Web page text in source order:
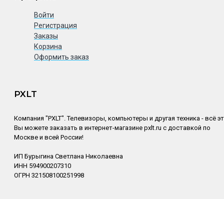
Войти
Регистрация
Заказы
Корзина
Оформить заказ
PXLT
Компания "PXLT". Телевизоры, компьютеры и другая техника - всё
Вы можете заказать в интернет-магазине pxlt.ru с доставкой по
Москве и всей России!
ИП Бурыгина Светлана Николаевна
ИНН 594900207310
ОГРН 321508100251998